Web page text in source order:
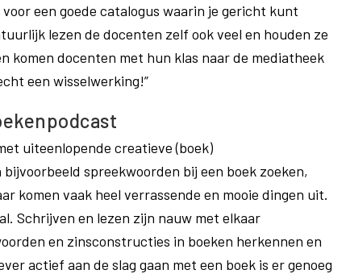
een goede catalogus waarin je gericht kunt
lezen de docenten zelf ook veel en houden ze
komen docenten met hun klas naar de mediatheek
een wisselwerking!”
uiteenlopende creatieve ​(boek)​
spreekwoorden bij een boek zoeken,
komen vaak heel verrassende en mooie dingen uit.
Schrijven en lezen zijn nauw met elkaar
en zinsconstructies in boeken herkennen en
actief aan de slag gaan met een boek is er genoeg